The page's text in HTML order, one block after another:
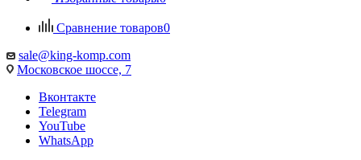
Сравнение товаров0
sale@king-komp.com
Московское шоссе, 7
Вконтакте
Telegram
YouTube
WhatsApp